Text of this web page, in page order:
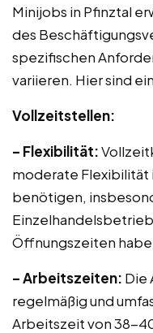
Minijobs in Pfinztal
des
spezifischen
variieren. Hier sind
Vollzeitstellen:
– Flexibilität:
moderate Flexibilität
benötigen,
Öffnungszeiten
– Arbeitszeiten: Die
regelmäßig und
Arbeitszeit von 38-